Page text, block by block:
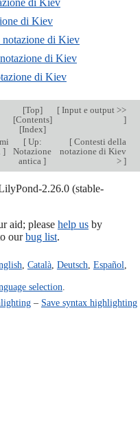
di Kiev
di Kiev
di Kiev
di Kiev
[Top]
[Contents]
[Index]
[Input e output >>
]
]
[Up:
Notazione
antica]
[Contesti della
notazione di Kiev
> ]
2.26.0 (stable-
aid; please help usby
ourbug list.
Català, Deutsch Español
selection
– Save syntax highlighting